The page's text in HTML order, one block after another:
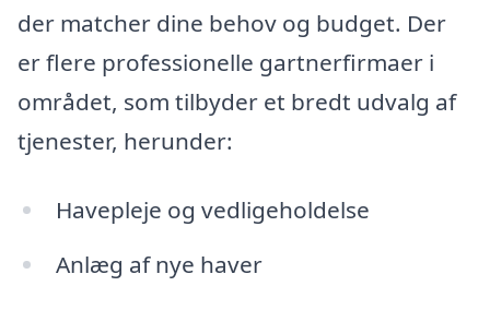
der matcher dine behov og budget. Der
er flere professionelle gartnerfirmaer i
området, som tilbyder et bredt udvalg af
tjenester, herunder:
Havepleje og vedligeholdelse
Anlæg af nye haver